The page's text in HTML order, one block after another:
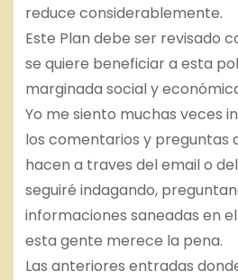
reduce considerablemente.
Este Plan debe ser revisado
se quiere beneficiar a esta
marginada social y
Yo me siento muchas veces
los comentarios y preguntas
hacen a traves del email o
seguiré indagando,
informaciones saneadas en
esta gente merece la pena.
Las anteriores entradas